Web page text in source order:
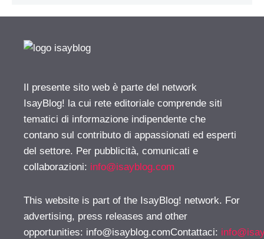
Il presente sito web è parte del network
IsayBlog! la cui rete editoriale comprende siti
tematici di informazione indipendente che
contano sul contributo di appassionati ed esperti
del settore. Per pubblicità, comunicati e
collaborazioni: info@isayblog.com
This website is part of the IsayBlog! network. For
advertising, press releases and other
opportunities: info@isayblog.comContattaci: